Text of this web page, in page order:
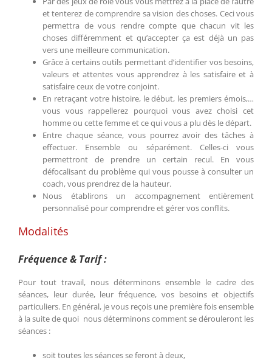
et tenterez de comprendre sa vision des choses. Ceci vous
permettra de vous rendre compte que chacun vit les
choses différemment et qu’accepter ça est déjà un pas
vers une meilleure communication.
Grâce à certains outils permettant d’identifier vos besoins,
valeurs et attentes vous apprendrez à les satisfaire et à
satisfaire ceux de votre conjoint.
En retraçant votre histoire, le début, les premiers émois,…
vous vous rappellerez pourquoi vous avez choisi cet
homme ou cette femme et ce qui vous a plu dès le départ.
Entre chaque séance, vous pourrez avoir des tâches à
effectuer. Ensemble ou séparément. Celles-ci vous
permettront de prendre un certain recul. En vous
défocalisant du problème qui vous pousse à consulter un
coach, vous prendrez de la hauteur.
Nous établirons un accompagnement entièrement
personnalisé pour comprendre et gérer vos conflits.
Modalités
Fréquence & Tarif :
Pour tout travail, nous déterminons ensemble le cadre des
séances, leur durée, leur fréquence, vos besoins et objectifs
particuliers. En général, je vous reçois une première fois ensemble
à la suite de quoi nous déterminons comment se dérouleront les
séances :
soit toutes les séances se feront à deux,